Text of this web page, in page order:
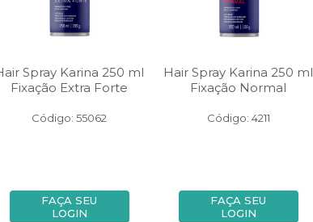
Spray Karina 250 ml
Fixação Extra Forte
Código: 55062
FAÇA SEU
LOGIN
Hair Spray Karina 250 ml
Fixação Normal
Código: 4211
FAÇA SEU
LOGIN